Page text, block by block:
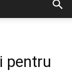
pentru